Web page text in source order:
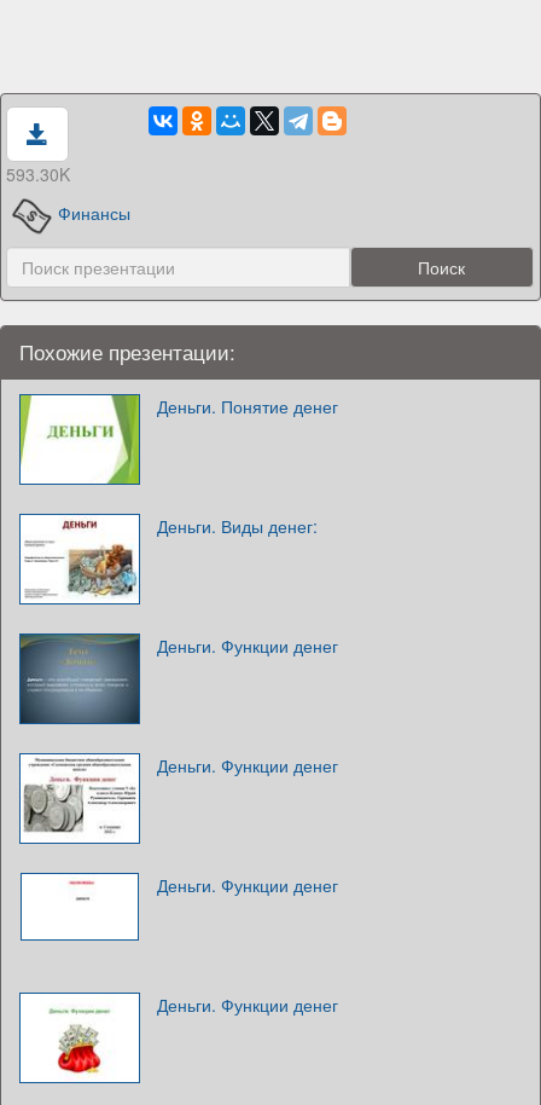
593.30K
Финансы
Похожие презентации:
Деньги. Понятие денег
Деньги. Виды денег:
Деньги. Функции денег
Деньги. Функции денег
Деньги. Функции денег
Деньги. Функции денег